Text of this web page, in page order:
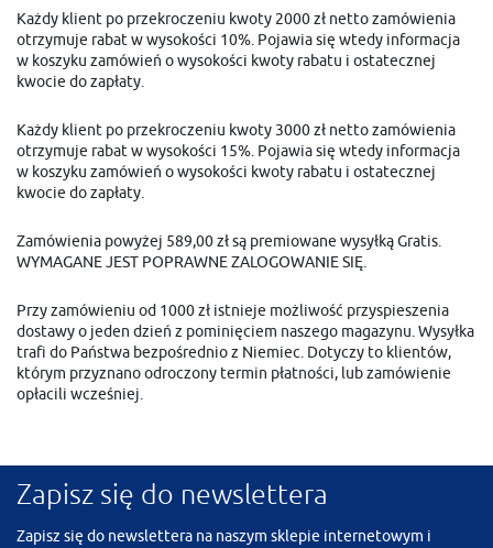
Każdy klient po przekroczeniu kwoty 2000 zł netto zamówienia
otrzymuje rabat w wysokości 10%. Pojawia się wtedy informacja
w koszyku zamówień o wysokości kwoty rabatu i ostatecznej
kwocie do zapłaty.
Każdy klient po przekroczeniu kwoty 3000 zł netto zamówienia
otrzymuje rabat w wysokości 15%. Pojawia się wtedy informacja
w koszyku zamówień o wysokości kwoty rabatu i ostatecznej
kwocie do zapłaty.
Zamówienia powyżej 589,00 zł są premiowane wysyłką Gratis.
WYMAGANE JEST POPRAWNE ZALOGOWANIE SIĘ.
Przy zamówieniu od 1000 zł istnieje możliwość przyspieszenia
dostawy o jeden dzień z pominięciem naszego magazynu. Wysyłka
trafi do Państwa bezpośrednio z Niemiec. Dotyczy to klientów,
którym przyznano odroczony termin płatności, lub zamówienie
opłacili wcześniej.
Zapisz się do newslettera
Zapisz się do newslettera na naszym sklepie internetowym i
wykorzystywania witryny internetowej, miejsca oraz częstotliwości, z jaką
odwiedzane są nasze serwisy www. Dane pozwalają nam na ocenę naszych
serwisów internetowych pod względem ich popularności wśród
użytkowników. Zgromadzone informacje są przetwarzane w formie
zanonimizowanej. Wyrażenie zgody na analityczne pliki cookies
Więcej
Reklamowe
informacje i aktualności na stronach naszych partnerów.
Promocyjne pliki cookies służą do prezentowania Ci naszych komunikatów
na podstawie analizy Twoich upodobań oraz Twoich zwyczajów
dotyczących przeglądanej witryny internetowej. Treści promocyjne mogą
pojawić się na stronach podmiotów trzecich lub firm będących naszymi
pośredników prezentujących nasze treści w postaci wiadomości, ofert,
komunikatów mediów społecznościowych.
Więcej